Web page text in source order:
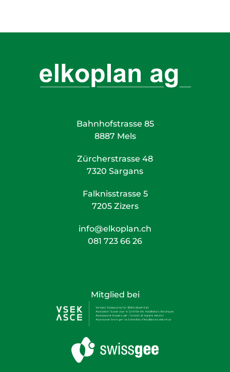
Bahnhofstrasse 85
8887 Mels
Zürcherstrasse 48
7320 Sargans
Falknisstrasse 5
7205 Zizers
info@elkoplan.ch
081 723 66 26
Mitglied bei